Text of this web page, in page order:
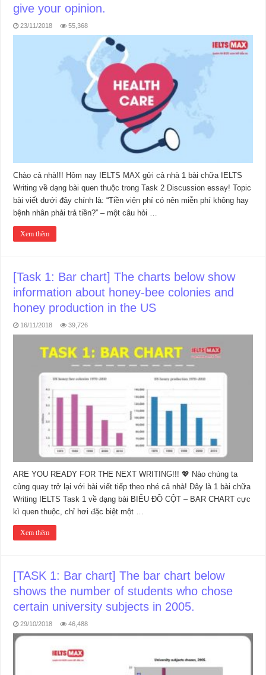
give your opinion.
23/11/2018 55,368
Chào cả nhà!!! Hôm nay IELTS MAX gửi cả nhà 1 bài chữa IELTS
Writing về dạng bài quen thuộc trong Task 2 Discussion essay! Topic
bài viết dưới đây chính là: “Tiền viện phí có nên miễn phí không hay
bệnh nhân phải trả tiền?” – một câu hỏi …
Xem thêm
[Task 1: Bar chart] The charts below show
information about honey-bee colonies and
honey production in the US
16/11/2018 39,726
ARE YOU READY FOR THE NEXT WRITING!!! 💖 Nào chúng ta
cùng quay trở lại với bài viết tiếp theo nhé cả nhà! Đây là 1 bài chữa
Writing IELTS Task 1 về dạng bài BIỂU ĐỒ CỘT – BAR CHART cực
kì quen thuộc, chỉ hơi đặc biệt một …
Xem thêm
[TASK 1: Bar chart] The bar chart below
shows the number of students who chose
certain university subjects in 2005.
29/10/2018 46,488